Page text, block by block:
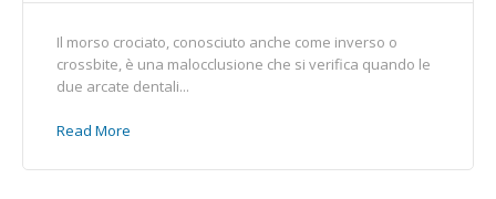
Il morso crociato, conosciuto anche come inverso o
crossbite, è una malocclusione che si verifica quando le
due arcate dentali...
Read More